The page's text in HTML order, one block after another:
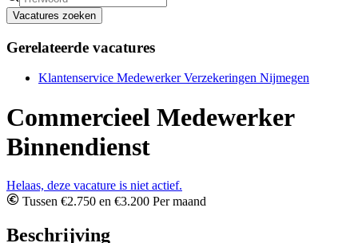
Vacatures zoeken
Gerelateerde vacatures
Klantenservice Medewerker Verzekeringen Nijmegen
Commercieel Medewerker
Binnendienst
Helaas, deze vacature is niet actief.
Tussen €2.750 en €3.200 Per maand
Beschrijving